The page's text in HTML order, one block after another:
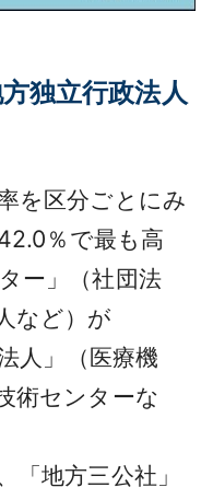
独立行政法人
を区分ごとにみ
％で最も高
ー」（社団法
など）が
人」（医療機
術センターな
地方三公社」